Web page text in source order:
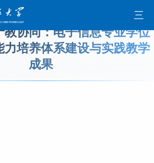
级体育平台-Baidu百科 三
教协同：电子信息专业学位
力培养体系建设与实践教学
成果